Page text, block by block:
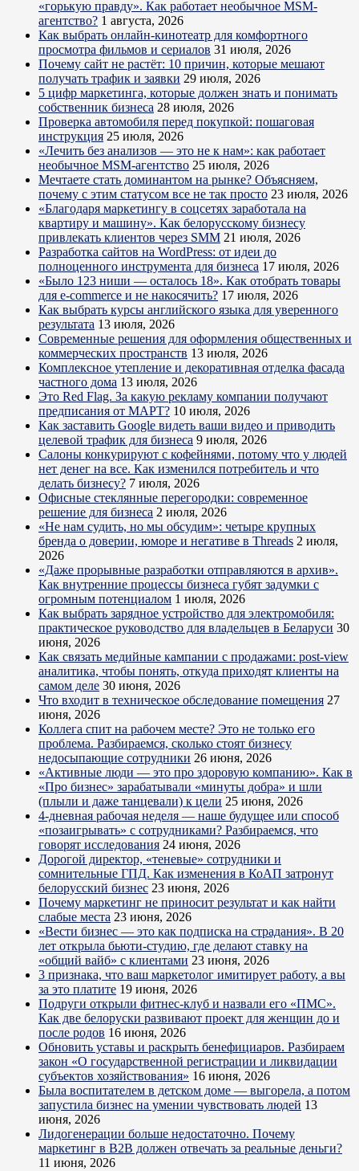
«горькую правду». Как работает необычное MSM-
агентство? 1 августа, 2026
Как выбрать онлайн-кинотеатр для комфортного
просмотра фильмов и сериалов 31 июля, 2026
Почему сайт не растёт: 10 причин, которые мешают
получать трафик и заявки 29 июля, 2026
5 цифр маркетинга, которые должен знать и понимать
собственник бизнеса 28 июля, 2026
Проверка автомобиля перед покупкой: пошаговая
инструкция 25 июля, 2026
«Лечить без анализов — это не к нам»: как работает
необычное MSM-агентство 25 июля, 2026
Мечтаете стать доминантом на рынке? Объясняем,
почему с этим статусом все не так просто 23 июля, 2026
«Благодаря маркетингу в соцсетях заработала на
квартиру и машину». Как белорусскому бизнесу
привлекать клиентов через SMM 21 июля, 2026
Разработка сайтов на WordPress: от идеи до
полноценного инструмента для бизнеса 17 июля, 2026
«Было 123 ниши — осталось 18». Как отобрать товары
для e-commerce и не накосячить? 17 июля, 2026
Как выбрать курсы английского языка для уверенного
результата 13 июля, 2026
Современные решения для оформления общественных и
коммерческих пространств 13 июля, 2026
Комплексное утепление и декоративная отделка фасада
частного дома 13 июля, 2026
Это Red Flag. За какую рекламу компании получают
предписания от МАРТ? 10 июля, 2026
Как заставить Google видеть ваши видео и приводить
целевой трафик для бизнеса 9 июля, 2026
Салоны конкурируют с кофейнями, потому что у людей
нет денег на все. Как изменился потребитель и что
делать бизнесу? 7 июля, 2026
Офисные стеклянные перегородки: современное
решение для бизнеса 2 июля, 2026
«Не нам судить, но мы обсудим»: четыре крупных
бренда о доверии, юморе и негативе в Threads 2 июля,
2026
«Даже прорывные разработки отправляются в архив».
Как внутренние процессы бизнеса губят задумки с
огромным потенциалом 1 июля, 2026
Как выбрать зарядное устройство для электромобиля:
практическое руководство для владельцев в Беларуси 30
июня, 2026
Как связать медийные кампании с продажами: post-view
аналитика, чтобы понять, откуда приходят клиенты на
самом деле 30 июня, 2026
Что входит в техническое обследование помещения 27
июня, 2026
Коллега спит на рабочем месте? Это не только его
проблема. Разбираемся, сколько стоят бизнесу
недосыпающие сотрудники 26 июня, 2026
«Активные люди — это про здоровую компанию». Как в
«Про бизнес» зарабатывали «минуты добра» и шли
(плыли и даже танцевали) к цели 25 июня, 2026
4-дневная рабочая неделя — наше будущее или способ
«позаигрывать» с сотрудниками? Разбираемся, что
говорят исследования 24 июня, 2026
Дорогой директор, «теневые» сотрудники и
сомнительные ГПД. Как изменения в КоАП затронут
белорусский бизнес 23 июня, 2026
Почему маркетинг не приносит результат и как найти
слабые места 23 июня, 2026
«Вести бизнес — это как подписка на страдания». В 20
лет открыла бьюти-студию, где делают ставку на
«общий вайб» с клиентами 23 июня, 2026
3 признака, что ваш маркетолог имитирует работу, а вы
за это платите 19 июня, 2026
Подруги открыли фитнес-клуб и назвали его «ПМС».
Как две белоруски развивают проект для женщин до и
после родов 16 июня, 2026
Обновить уставы и раскрыть бенефициаров. Разбираем
закон «О государственной регистрации и ликвидации
субъектов хозяйствования» 16 июня, 2026
Была воспитателем в детском доме — выгорела, а потом
запустила бизнес на умении чувствовать людей 13
июня, 2026
Лидогенерации больше недостаточно. Почему
маркетинг в B2B должен отвечать за реальные деньги?
11 июня, 2026